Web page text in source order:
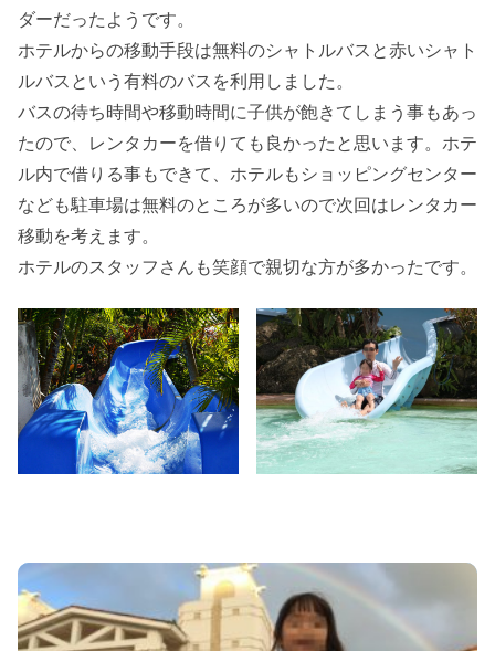
ダーだったようです。
ホテルからの移動手段は無料のシャトルバスと赤いシャト
ルバスという有料のバスを利用しました。
バスの待ち時間や移動時間に子供が飽きてしまう事もあっ
たので、レンタカーを借りても良かったと思います。ホテ
ル内で借りる事もできて、ホテルもショッピングセンター
なども駐車場は無料のところが多いので次回はレンタカー
移動を考えます。
ホテルのスタッフさんも笑顔で親切な方が多かったです。